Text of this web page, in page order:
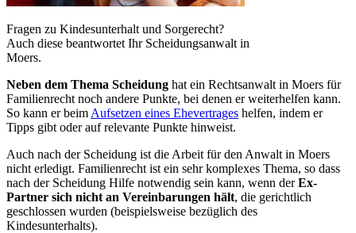
Fragen zu Kindesunterhalt und Sorgerecht?
Auch diese beantwortet Ihr Scheidungsanwalt in
Moers.
Neben dem Thema Scheidung hat ein Rechtsanwalt in Moers für
Familienrecht noch andere Punkte, bei denen er weiterhelfen kann.
So kann er beim Aufsetzen eines Ehevertrages helfen, indem er
Tipps gibt oder auf relevante Punkte hinweist.
Auch nach der Scheidung ist die Arbeit für den Anwalt in Moers
nicht erledigt. Familienrecht ist ein sehr komplexes Thema, so dass
nach der Scheidung Hilfe notwendig sein kann, wenn derEx-
Partner sich nicht an Vereinbarungen hält, die gerichtlich
geschlossen wurden (beispielsweise bezüglich des
Kindesunterhalts).